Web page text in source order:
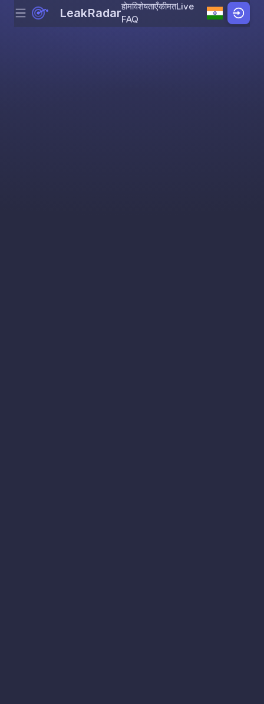
Skip to content
Menu LeakRadarहोमविशेषताएँकीमतLive
FAQ